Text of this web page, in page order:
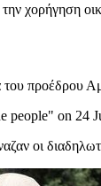
χορήγηση
προέδρου
οι